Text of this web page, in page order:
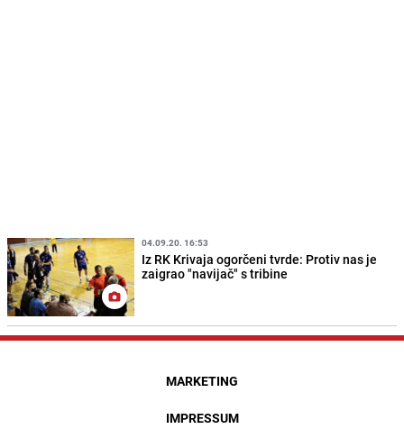
04.09.20. 16:53
Iz RK Krivaja ogorčeni tvrde: Protiv nas je
zaigrao "navijač" s tribine
MARKETING
IMPRESSUM